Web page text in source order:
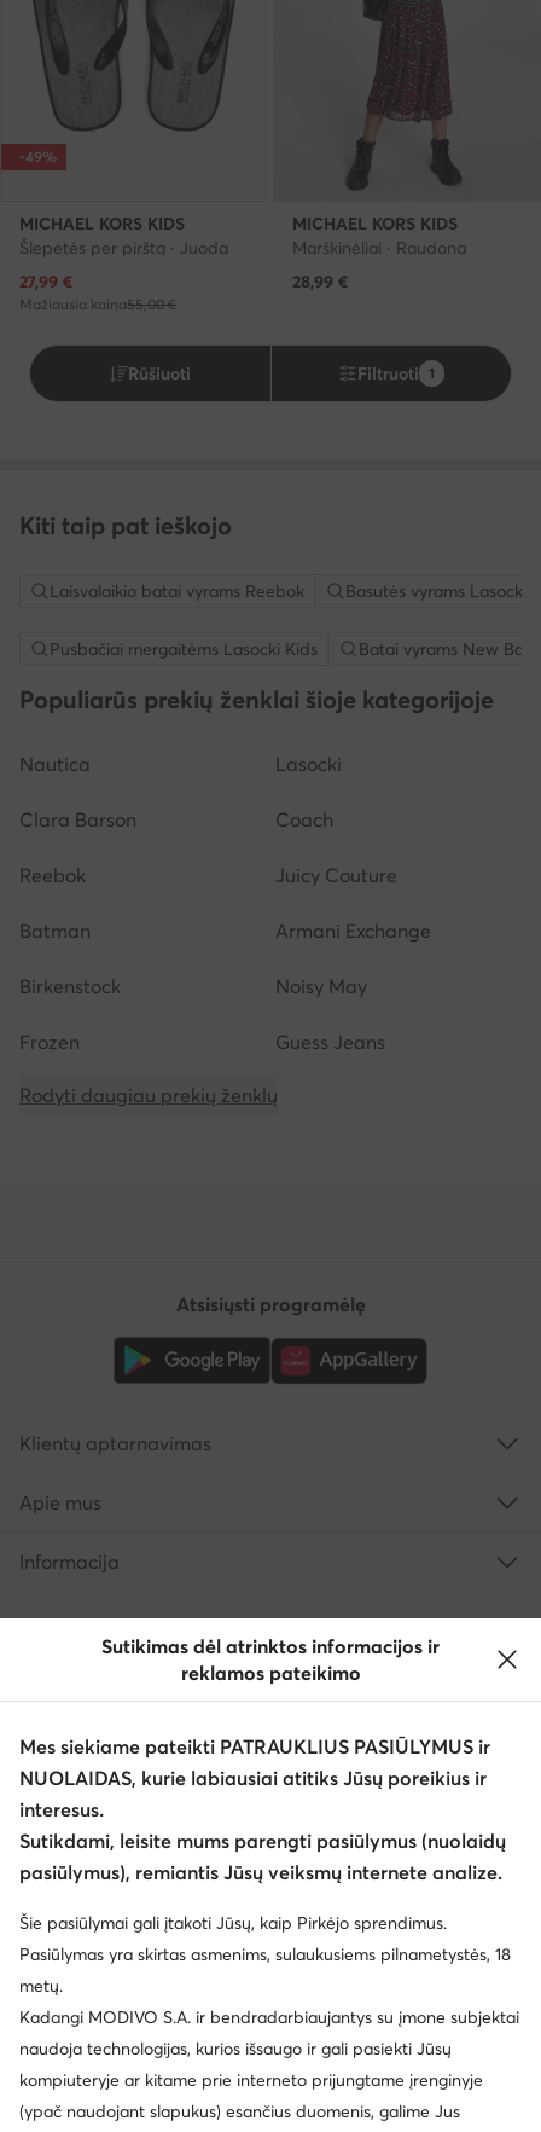
-49%
MICHAEL KORS KIDS
Šlepetės per pirštą · Juoda
Dabartinė kaina
27,99 €
Mažiausia kaina55,00 €
MICHAEL KORS KIDS
Marškinėliai · Raudona
28,99 €
Rūšiuoti Filtruoti 1
Kiti taip pat ieškojo
Laisvalaikio batai vyrams Reebok Basutės vyrams Lasocki
Pusbačiai mergaitėms Lasocki Kids Batai vyrams New
Populiarūs prekių ženklai šioje kategorijoje
Nautica Lasocki
Clara Barson Coach
Reebok Juicy Couture
Batman Armani Exchange
Birkenstock Noisy May
Frozen Guess Jeans
Rodyti daugiau prekių ženklų
Atsisiųsti programėlę
Klientų aptarnavimas
Apie mus
Informacija
© eavalyne.lt 2026
Taisyklės
Pakeisti nustatymus
Privatumo politika
Duomenų apsauga
Sutikimas dėl atrinktos informacijos ir
reklamos pateikimo
Mes siekiame pateikti PATRAUKLIUS PASIŪLYMUS ir
NUOLAIDAS, kurie labiausiai atitiks Jūsų poreikius ir
interesus.
Sutikdami, leisite mums parengti pasiūlymus (nuolaidų
pasiūlymus), remiantis Jūsų veiksmų internete analize.
Šie pasiūlymai gali įtakoti Jūsų, kaip Pirkėjo sprendimus.
Pasiūlymas yra skirtas asmenims, sulaukusiems pilnametystės, 18
metų.
Kadangi MODIVO S.A. ir bendradarbiaujantys su įmone subjektai
naudoja technologijas, kurios išsaugo ir gali pasiekti Jūsų
kompiuteryje ar kitame prie interneto prijungtame įrenginyje
(ypač naudojant slapukus) esančius duomenis, galime Jus